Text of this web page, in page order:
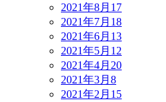
2021年8月 17
2021年7月 18
2021年6月 13
2021年5月 12
2021年4月 20
2021年3月 8
2021年2月 15